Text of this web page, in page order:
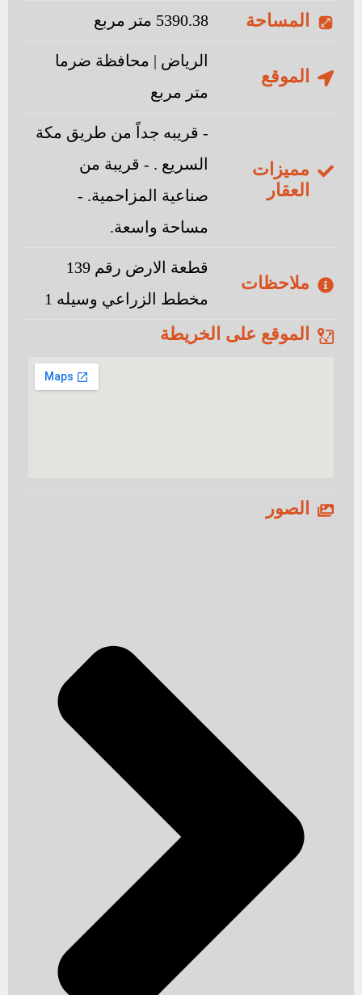
المساحة 5390.38 متر مربع
الموقع
الرياض | محافظة ضرما
متر مربع
مميزات
العقار
- قريبه جداً من طريق مكة
السريع . - قريبة من
صناعية المزاحمية. -
مساحة واسعة.
ملاحظات
قطعة الارض رقم 139
مخطط الزراعي وسيله 1
الموقع على الخريطة
الصور